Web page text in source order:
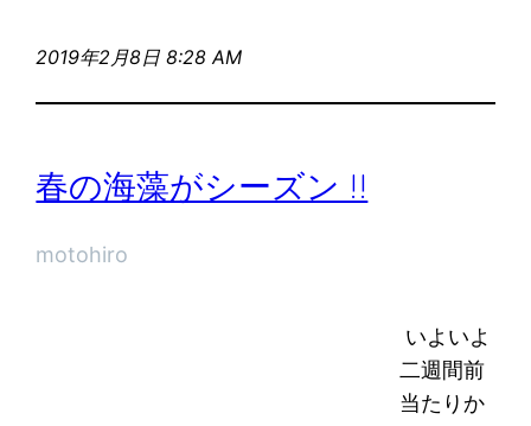
2019年2月8日 8:28 AM
春の海藻がシーズン !!
motohiro
いよいよ
二週間前
当たりか